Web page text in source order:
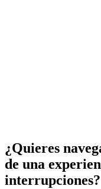
¿Quieres
de una
interrupciones?